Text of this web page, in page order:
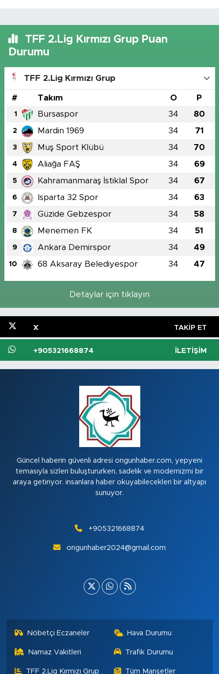
TFF 2.Lig Kırmızı Grup Puan
Durumu
TFF 2.Lig Kırmızı Grup
# Takım O P
1 Bursaspor 34 80
2 Mardin 1969 34 71
3 Muş Sport Klübü 34 70
4 Aliağa FAŞ 34 69
5 Kahramanmaraş İstiklal Spor 34 67
6 Isparta 32 Spor 34 63
7 Güzide Gebzespor 34 58
8 Menemen FK 34 51
9 Ankara Demirspor 34 49
10 68 Aksaray Belediyespor 34 47
Detaylar için tıklayın
X TAKIP ET
+905321668874 İLETIŞIM
Güncel haberin güvenli adresi ongunhaber.com, yepyeni
temasıyla sizleri buluştururken, sadelik ve modernizmi bir
araya getiriyor. insanlara haber okuyabilecekleri bir altyapı
sunuyor.
+905321668874
ongunhaber2024@gmail.com
Nöbetçi Eczaneler Hava Durumu
Namaz Vakitleri Trafik Durumu
TFF 2.Lig Kırmızı Grup Tüm Manşetler